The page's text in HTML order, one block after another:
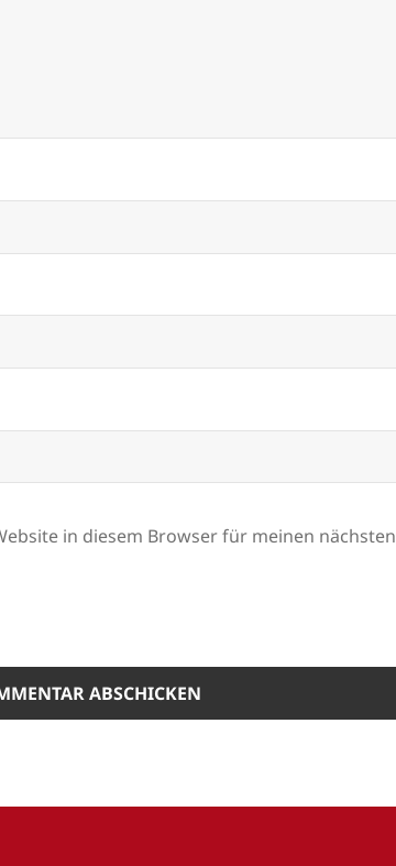
in diesem Browser für meinen nächsten